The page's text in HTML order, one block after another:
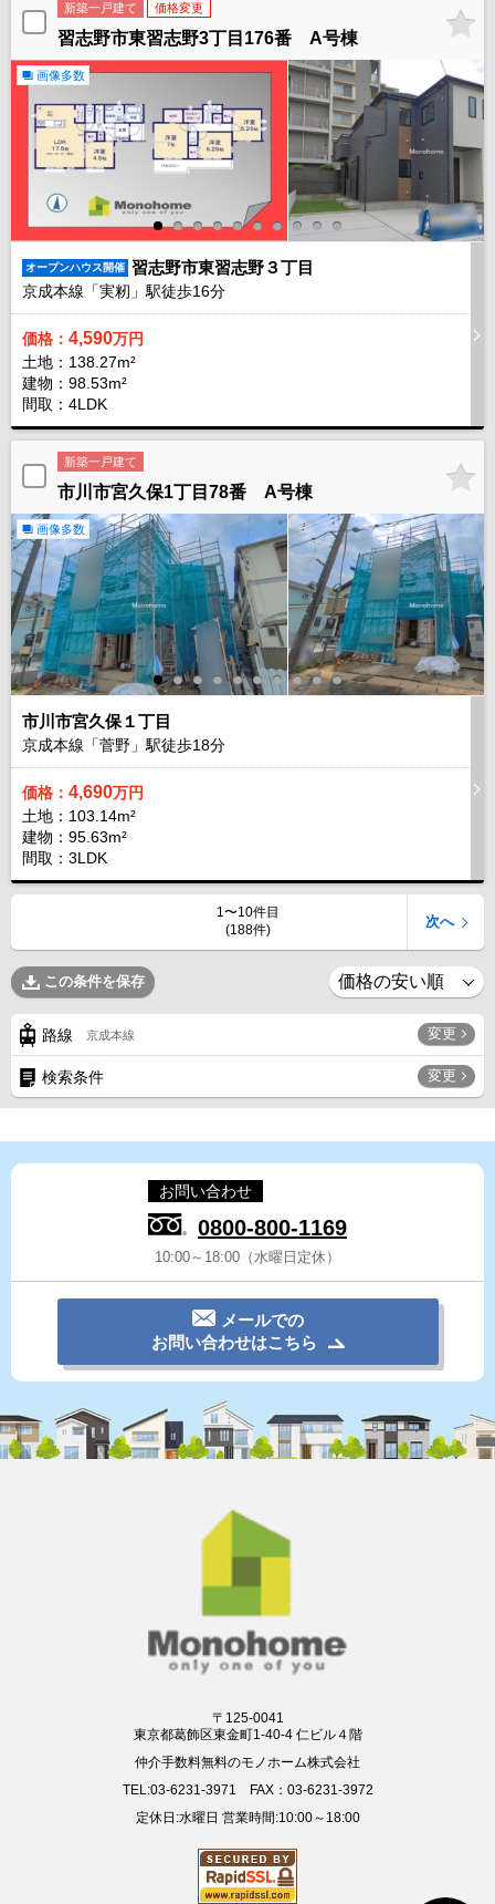
新築一戸建て 価格変更
習志野市東習志野3丁目176番 A号棟
画像多数
オープンハウス開催 習志野市東習志野３丁目
京成本線「実籾」駅徒歩16分
価格： 4,590万円
土地：138.27m²
建物：98.53m²
間取：4LDK
新築一戸建て
市川市宮久保1丁目78番 A号棟
画像多数
市川市宮久保１丁目
京成本線「菅野」駅徒歩18分
価格： 4,690万円
土地：103.14m²
建物：95.63m²
間取：3LDK
1〜10件目
(188件)
次へ
この条件を保存
路線 京成本線 変更
検索条件 変更
お問い合わせ
0800-800-1169
10:00～18:00（水曜日定休）
メールでの
お問い合わせはこちら
〒125-0041
東京都葛飾区東金町1-40-4 仁ビル４階
仲介手数料無料のモノホーム株式会社
TEL:03-6231-3971 FAX：03-6231-3972
定休日:水曜日 営業時間:10:00～18:00